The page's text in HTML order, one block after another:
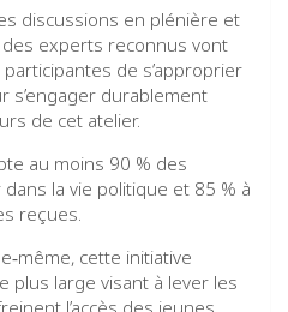
discussions en plénière et
experts reconnus vont
de s’approprier
s’engager durablement
de cet atelier.
au moins 90 % des
la vie politique et 85 % à
reçues.
cette initiative
plus large visant à lever les
l’accès des jeunes